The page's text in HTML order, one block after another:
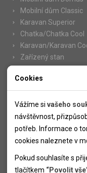
Mobilní dům Classic
Karavan Superior
Chatka/Chatka Cool
Karavan/Karavan
Zařízený stan
Informace
Novinky
Kolektivy
SUPER FIRST MINUTE
Informace k letním
Informace o letecké
Cookies
Vážíme si vašeho
návštěvnost,
potřeb. Informace o
cookies naleznete v
Pokud souhlasíte s
tlačítkem “Povolit
Nutné cookies
tak, že umožní
přístup k
stránka nemůže
Analytické